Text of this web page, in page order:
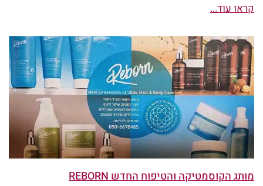
קראו עוד...
מותג הקוסמטיקה והטיפוח החדש REBORN